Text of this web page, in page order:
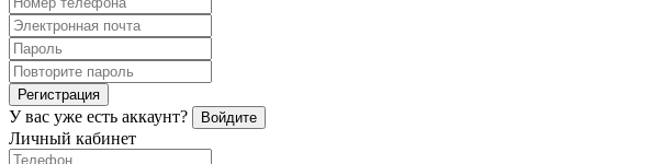
Регистрация
У вас уже есть аккаунт? Войдите
Личный кабинет